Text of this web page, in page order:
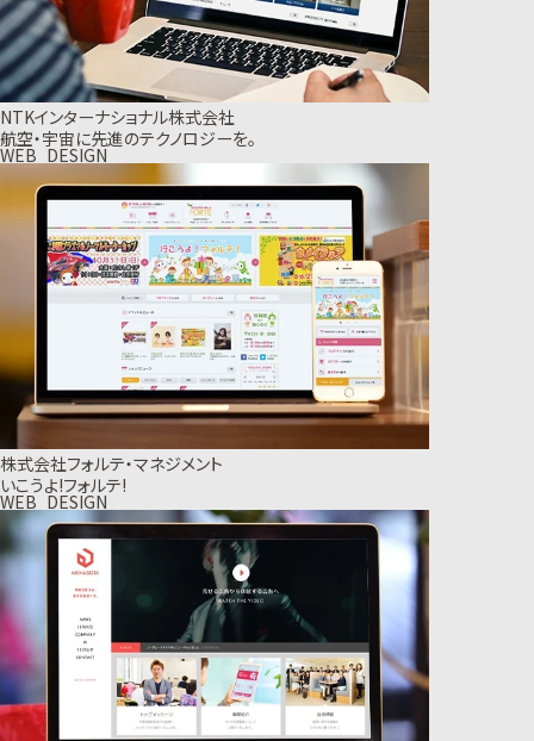
NTKインターナショナル株式会社
航空・宇宙に先進のテクノロジーを。
WEB_DESIGN
株式会社フォルテ・マネジメント
いこうよ!フォルテ!
WEB_DESIGN